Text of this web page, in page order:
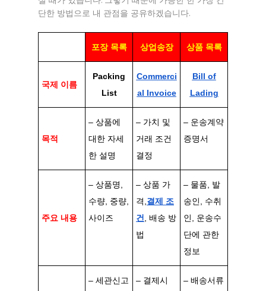
단한 방법으로 내 관점을 공유하겠습니다.
포장 목록 상업송장 상품 목록
국제 이름
Packing
List
Commerci
al Invoice
Bill of
Lading
목적
– 상품에
대한 자세
한 설명
– 가치 및
거래 조건
결정
– 운송계약
증명서
주요 내용
– 상품명,
수량, 중량,
사이즈
– 상품 가
격,결제 조
건, 배송 방
법
– 물품, 발
송인, 수취
인, 운송수
단에 관한
정보
– 세관신고
– 결제시
– 배송서류